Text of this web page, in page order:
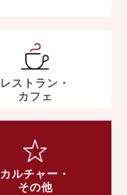
レストラン・
カフェ
カルチャー・
その他